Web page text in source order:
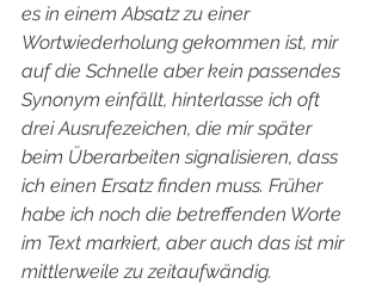
es in einem Absatz zu einer
Wortwiederholung gekommen ist, mir
auf die Schnelle aber kein passendes
Synonym einfällt, hinterlasse ich oft
drei Ausrufezeichen, die mir später
beim Überarbeiten signalisieren, dass
ich einen Ersatz finden muss. Früher
habe ich noch die betreffenden Worte
im Text markiert, aber auch das ist mir
mittlerweile zu zeitaufwändig.